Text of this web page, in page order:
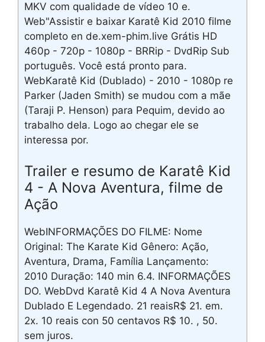
MKV com qualidade de vídeo 10 e.
Web"Assistir e baixar Karatê Kid 2010 filme
completo en de.xem-phim.live Grátis HD
460p - 720p - 1080p - BRRip - DvdRip Sub
português. Você está pronto para.
WebKaratê Kid (Dublado) - 2010 - 1080p re
Parker (Jaden Smith) se mudou com a mãe
(Taraji P. Henson) para Pequim, devido ao
trabalho dela. Logo ao chegar ele se
interessa por.
Trailer e resumo de Karatê Kid
4 - A Nova Aventura, filme de
Ação
WebINFORMAÇÕES DO FILME: Nome
Original: The Karate Kid Gênero: Ação,
Aventura, Drama, Família Lançamento:
2010 Duração: 140 min 6.4. INFORMAÇÕES
DO. WebDvd Karatê Kid 4 A Nova Aventura
Dublado E Legendado. 21 reaisR$ 21. em.
2x. 10 reais con 50 centavos R$ 10. , 50.
sem juros.